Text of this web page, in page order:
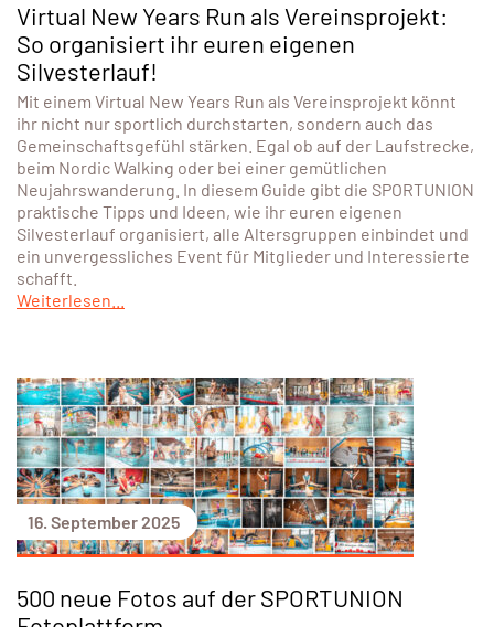
Virtual New Years Run als Vereinsprojekt:
So organisiert ihr euren eigenen
Silvesterlauf!
Mit einem Virtual New Years Run als Vereinsprojekt könnt
ihr nicht nur sportlich durchstarten, sondern auch das
Gemeinschaftsgefühl stärken. Egal ob auf der Laufstrecke,
beim Nordic Walking oder bei einer gemütlichen
Neujahrswanderung. In diesem Guide gibt die SPORTUNION
praktische Tipps und Ideen, wie ihr euren eigenen
Silvesterlauf organisiert, alle Altersgruppen einbindet und
ein unvergessliches Event für Mitglieder und Interessierte
schafft.
Weiterlesen...
16. September 2025
500 neue Fotos auf der SPORTUNION